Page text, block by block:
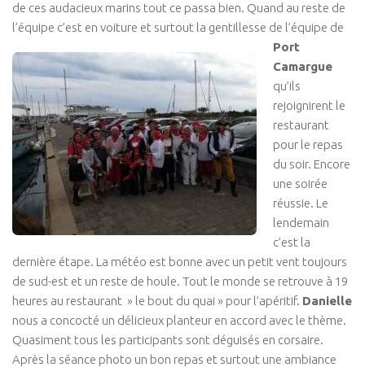
de ces audacieux marins tout ce passa bien. Quand au reste de
l’équipe c’est en voiture et surtout la gentillesse de l’équipe de
Port
Camargue
qu’ils
rejoignirent le
restaurant
pour le repas
du soir. Encore
une soirée
réussie. Le
lendemain
c’est la
dernière étape. La météo est bonne avec un petit vent toujours
de sud-est et un reste de houle. Tout le monde se retrouve à 19
heures au restaurant » le bout du quai » pour l’apéritif. Danielle
nous a concocté un délicieux planteur en accord avec le thème.
Quasiment tous les participants sont déguisés en corsaire.
Après la séance photo un bon repas et surtout une ambiance